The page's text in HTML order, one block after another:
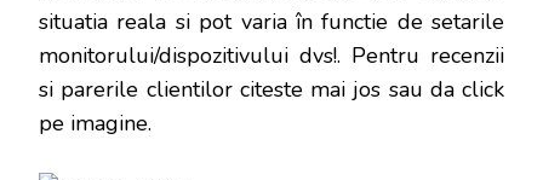
situatia reala si pot varia în functie de setarile
monitorului/dispozitivului dvs!. Pentru recenzii
si parerile clientilor citeste mai jos sau da click
pe imagine.